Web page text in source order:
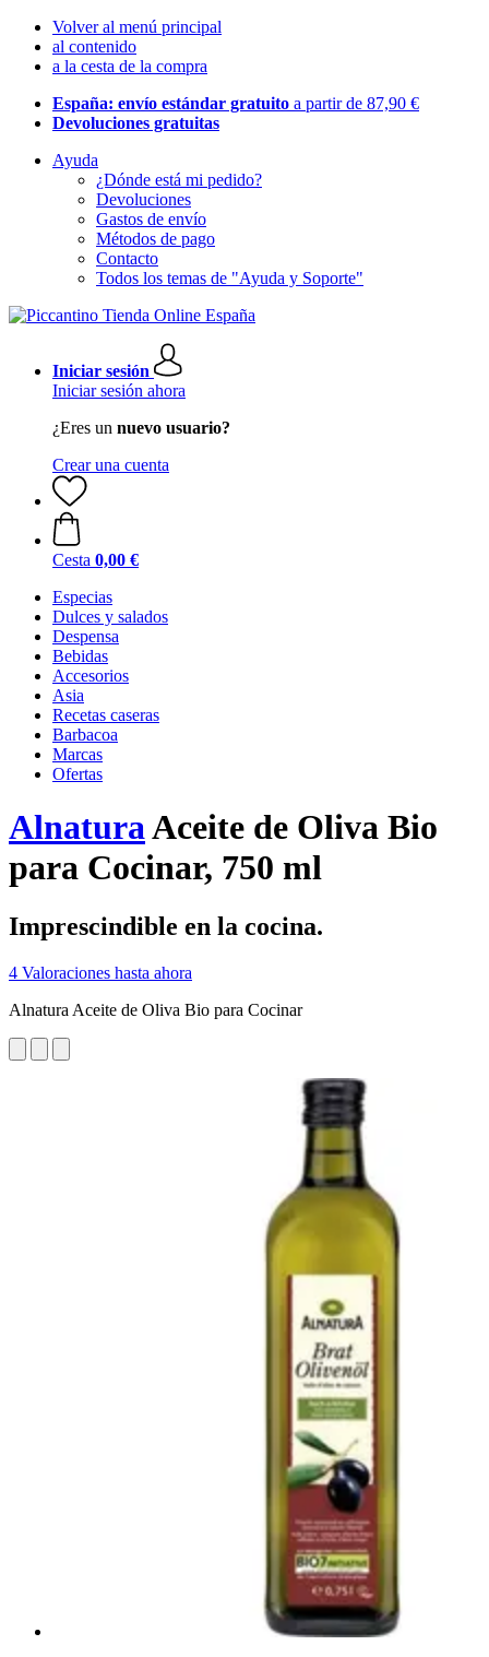
Volver al menú principal
al contenido
a la cesta de la compra
España: envío estándar gratuito a partir de 87,90 €
Devoluciones gratuitas
Ayuda
¿Dónde está mi pedido?
Devoluciones
Gastos de envío
Métodos de pago
Contacto
Todos los temas de "Ayuda y Soporte"
Iniciar sesión
Iniciar sesión ahora
¿Eres un nuevo usuario?
Crear una cuenta
Cesta 0,00 €
Especias
Dulces y salados
Despensa
Bebidas
Accesorios
Asia
Recetas caseras
Barbacoa
Marcas
Ofertas
AlnaturaAceite de Oliva Bio
para Cocinar, 750 ml
Imprescindible en la cocina.
4 Valoraciones hasta ahora
Alnatura Aceite de Oliva Bio para Cocinar